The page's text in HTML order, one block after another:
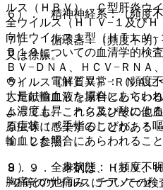
ルス（ＨＢＶ）、Ｃ型肝炎ウ
全ウイルス（ＨＩＶ−１及び
向性ウイルス１型（ＨＴＬＶ
Ｂ１９についての血清学的検
ＢＶ−ＤＮＡ、ＨＣＶ−ＲＮＡ
ウイルス（ＨＥＶ）−ＲＮＡ
した献血血液を原料としてい
よっても、これら及びその他
原虫等に感染することがある
１．２参照〕。
８．９． 本剤は、ＨＢＶ、
−２等のウイルスについての検
６）． 精神神経系：（頻度
７）． 循環器：（頻度不明
又は徐脈。
８）． 電解質異常：（頻度
大量に輸血した場合にあらわ
ム濃度上昇、＊クエン酸によ
る症状（＊手指のしびれ、＊
輸血した場合にあらわれること
９）． 全身状態：（頻度不
胸痛その他痛み、チアノーゼ